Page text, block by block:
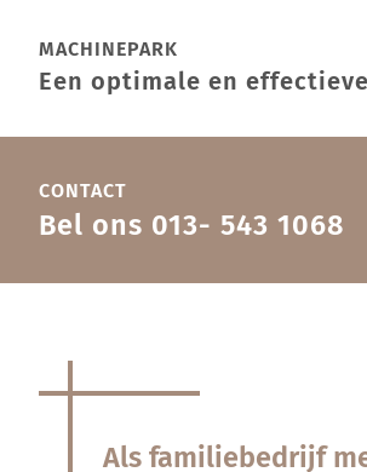
MACHINEPARK
Een optimale en
CONTACT
Bel ons 013- 543 1068
Als familiebedrijf